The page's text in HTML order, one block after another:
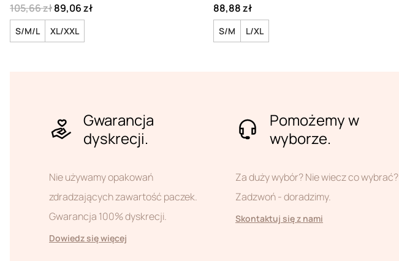
105,66 zł89,06 zł
S/M/L XL/XXL
88,88 zł
S/M L/XL
Gwarancja
dyskrecji.
Nie używamy opakowań
zdradzających zawartość paczek.
Gwarancja 100% dyskrecji.
Dowiedz się więcej
Pomożemy w
wyborze.
Za duży wybór? Nie wiecz co wybrać?
Zadzwoń - doradzimy.
Skontaktuj się z nami